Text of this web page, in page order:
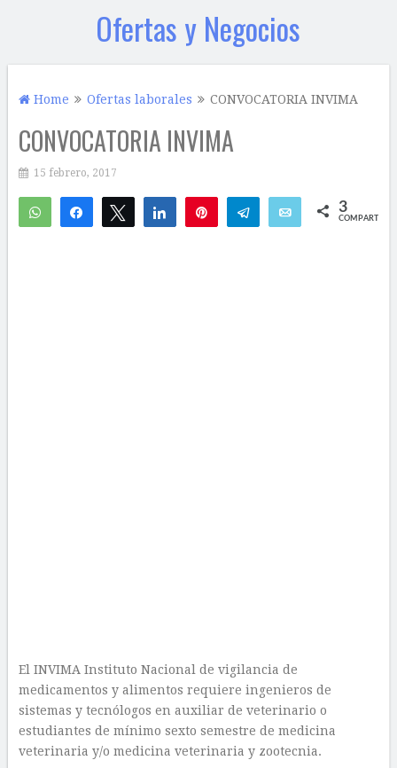
Ofertas y Negocios
Home Ofertas laborales CONVOCATORIA INVIMA
CONVOCATORIA INVIMA
15 febrero, 2017
WhatsAppCompartirTwittear Compartir Telegram Email 3
COMPARTIR
El INVIMA Instituto Nacional de vigilancia de
medicamentos y alimentos requiere ingenieros de
sistemas y tecnólogos en auxiliar de veterinario o
estudiantes de mínimo sexto semestre de medicina
veterinaria y/o medicina veterinaria y zootecnia.